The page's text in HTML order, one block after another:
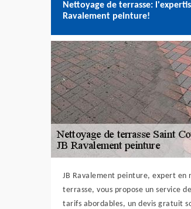
Nettoyage de terrasse:
Ravalement peinture!
JB Ravalement peinture, expert en
terrasse, vous propose un service
tarifs abordables, un devis gratuit